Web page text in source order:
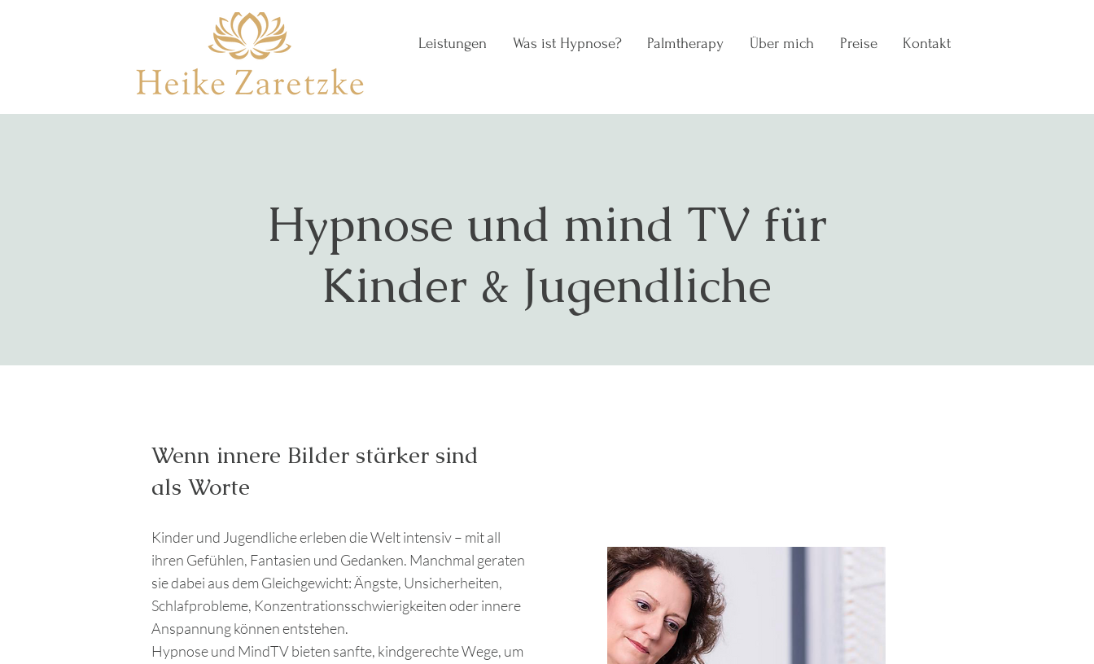
Leistungen Was ist Hypnose? Palmtherapy Über mich Preise Kontakt
Hypnose und mind TV für
Kinder & Jugendliche
Wenn innere Bilder stärker sind
als Worte
Kinder und Jugendliche erleben die Welt intensiv – mit all
ihren Gefühlen, Fantasien und Gedanken. Manchmal geraten
sie dabei aus dem Gleichgewicht: Ängste, Unsicherheiten,
Schlafprobleme, Konzentrationsschwierigkeiten oder innere
Anspannung können entstehen.
Hypnose und MindTV bieten sanfte, kindgerechte Wege, um